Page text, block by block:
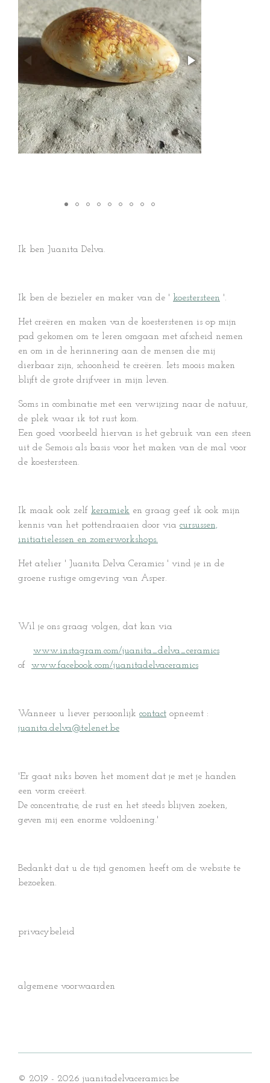
Ik ben Juanita Delva.
Ik ben de bezieler en maker van de ' koestersteen '.
Het creëren en maken van de koesterstenen is op mijn
pad gekomen om te leren omgaan met afscheid nemen
en om in de herinnering aan de mensen die mij
dierbaar zijn, schoonheid te creëren. Iets moois maken
blijft de grote drijfveer in mijn leven.
Soms in combinatie met een verwijzing naar de natuur,
de plek waar ik tot rust kom.
Een goed voorbeeld hiervan is het gebruik van een steen
uit de Semois als basis voor het maken van de mal voor
de koestersteen.
Ik maak ook zelf keramiek en graag geef ik ook mijn
kennis van het pottendraaien door via cursussen,
initiatielessen en zomerworkshops.
Het atelier ' Juanita Delva Ceramics ' vind je in de
groene rustige omgeving van Asper.
Wil je ons graag volgen, dat kan via
www.instagram.com/juanita_delva_ceramics
of www.facebook.com/juanitadelvaceramics
Wanneer u liever persoonlijk contact opneemt :
juanita.delva@telenet.be
'Er gaat niks boven het moment dat je met je handen
een vorm creëert.
De concentratie, de rust en het steeds blijven zoeken,
geven mij een enorme voldoening.'
Bedankt dat u de tijd genomen heeft om de website te
bezoeken.
privacybeleid
algemene voorwaarden
© 2019 - 2026 juanitadelvaceramics.be